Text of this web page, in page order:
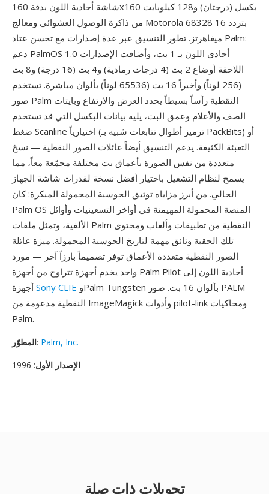
شاشة أحادية اللون بدقة 160x160 بكسل (درجتان) و128 كيلوبايت
من ذاكرة الوصول العشوائي ومعالج Motorola 68328 بتردد 16
ميغاهرتز. تطور التنسيق عبر عدة إصدارات مع تحسن عتاد Palm:
دعم PalmOS 1.0 أحادي اللون بـ 1 بت، وأضافت الإصدارات
اللاحقة أوضاع 2 بت (4 درجات رمادية) و4 بت (16 درجة) و8 بت
(256 لوناً) وأخيراً 16 بت (65536 لوناً) بألوان مباشرة. تستخدم
صور Palm النقطية رأساً بسيطاً يحدد العرض والارتفاع وبايتات
الصف والأعلام وعمق البت، يليه بيانات البكسل التي قد تستخدم
ضغط Scanline اختيارياً (ترميز أطوال تتابعات شبيه بـ PackBits) أو
التعبئة الكثيفة. يدعم التنسيق أيضاً عائلات الصور النقطية — نسخ
متعددة من نفس الصورة بأعماق بت مختلفة مجمّعة معاً، مما
يسمح لنظام التشغيل باختيار أفضل نسخة لقدرات شاشة الجهاز
الحالي. من أبرز مزاياه توثيق الحوسبة المحمولة المبكرة: كان
Palm OS المنصة المحمولة المهيمنة في أواخر التسعينيات وأوائل
الألفية، وتمثل ملفات Palm النقطية من تطبيقات وألعاب ومحتوى
تلك الحقبة وثائق مهمة لتاريخ الحوسبة المحمولة. ميزة عائلة
الصور النقطية متعددة الأعماق توفر تصميماً بارزاً آخر — مورد
واحد يخدم أجهزة تتراوح من أجهزة Palm Pilot أحادية اللون إلى
Sony CLIE
النقطية مدعومة من ImageMagick وأدوات pilot-link ومحاكيات
Palm.
المطوّر: Palm, Inc.
الإصدار الأول: 1996
تحويلات ذات صلة